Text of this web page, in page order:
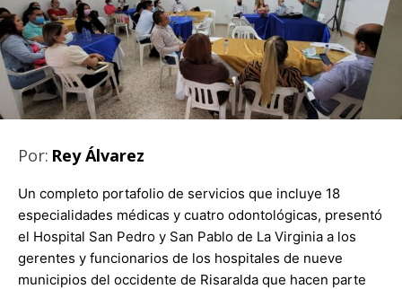
Por: Rey Álvarez
Un completo portafolio de servicios que incluye 18
especialidades médicas y cuatro odontológicas, presentó
el Hospital San Pedro y San Pablo de La Virginia a los
gerentes y funcionarios de los hospitales de nueve
municipios del occidente de Risaralda que hacen parte